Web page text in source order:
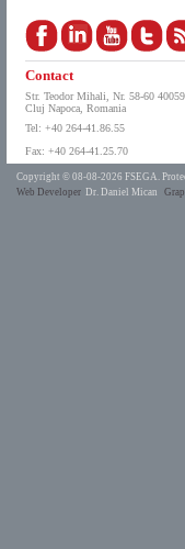
Contact
Str. Teodor Mihali, Nr. 58-60
Cluj Napoca, Romania
Tel: +40 264-41.86.55
Fax: +40 264-41.25.70
Copyright © 08-08-2026 FSEGA.
Web Developer Dr. Daniel Mican